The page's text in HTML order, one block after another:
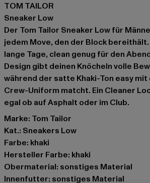
TOM TAILOR
Sneaker Low
Der Tom Tailor Sneaker Low für
jedem Move, den der Block
lange Tage, clean genug für den
Design gibt deinen Knöcheln volle
während der satte Khaki-Ton easy
Crew-Uniform matcht. Ein Cleaner
egal ob auf Asphalt oder im Club.
Marke: Tom Tailor
Kat.: Sneakers Low
Farbe: khaki
Hersteller Farbe: khaki
Obermaterial: sonstiges Material
Innenfutter: sonstiges Material